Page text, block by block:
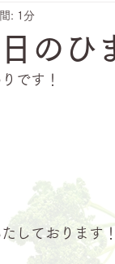
のひ
: 1分
です！
しております！